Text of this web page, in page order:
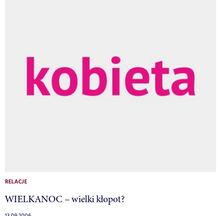
RELACJE
WIELKANOC – wielki kłopot?